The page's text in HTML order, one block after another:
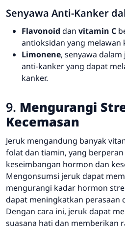
Senyawa Anti-Kanker
Flavonoid dan vitamin C
antioksidan yang melawan
Limonene, senyawa
anti-kanker yang dapat
kanker.
9. Mengurangi
Kecemasan
Jeruk mengandung banyak
folat dan tiamin, yang
keseimbangan hormon dan
Mengonsumsi jeruk dapat
mengurangi kadar hormon
dapat meningkatkan perasaan
Dengan cara ini, jeruk dapat
suasana hati dan memberikan